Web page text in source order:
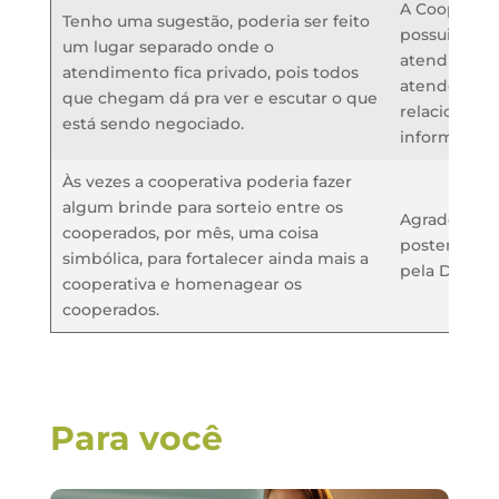
Tenho uma sugestão, poderia ser feito
um lugar separado onde o
atendimento fica privado, pois todos
que chegam dá pra ver e escutar o que
está sendo negociado.
A
possui
atender as
Às vezes a cooperativa poderia fazer
algum brinde para sorteio entre os
cooperados, por mês, uma coisa
simbólica, para fortalecer ainda mais a
cooperativa e homenagear os
cooperados.
pela
Para você